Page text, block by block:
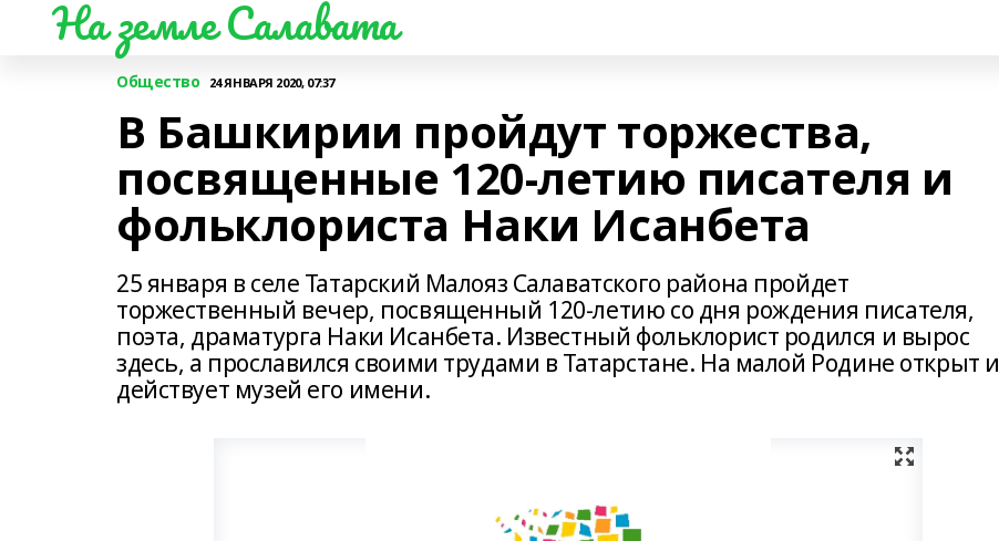
На земле Салавата
Общество 24 ЯНВАРЯ 2020, 07:37
В Башкирии пройдут торжества,
посвященные 120-летию писателя и
фольклориста Наки Исанбета
25 января в селе Татарский Малояз Салаватского района пройдет
торжественный вечер, посвященный 120-летию со дня рождения писателя,
поэта, драматурга Наки Исанбета. Известный фольклорист родился и вырос
здесь, а прославился своими трудами в Татарстане. На малой Родине открыт и
действует музей его имени.